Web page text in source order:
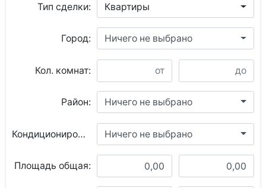
Тип сделки: Квартиры
Город: Ничего не выбрано
Кол. комнат:
Район: Ничего не выбрано
Кондиционирование: Ничего не выбрано
Площадь общая: